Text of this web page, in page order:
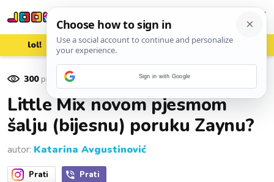
lol! aww vrh! woot?!
300pregleda
Little Mix novom pjesmom
šalju (bijesnu) poruku Zaynu?
autor: Katarina Avgustinović
Prati Prati
Sign in with Google